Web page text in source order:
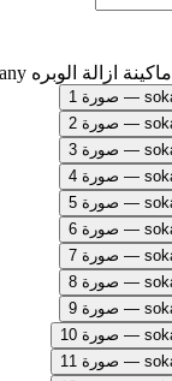
ماكينة ازالة الوبره sokany